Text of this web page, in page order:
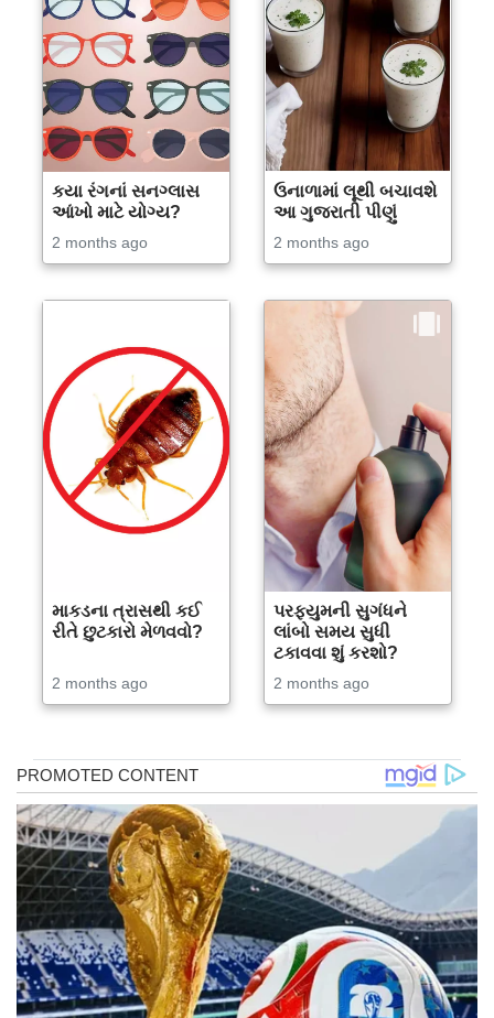
કયા રંગનાં સનગ્લાસ
આંખો માટે યોગ્ય?
2 months ago
ઉનાળામાં લૂથી બચાવશે
આ ગુજરાતી પીણું
2 months ago
માકડના ત્રાસથી કઈ
રીતે છુટકારો મેળવવો?
2 months ago
પરફ્યુમની સુગંધને
લાંબો સમય સુધી
ટકાવવા શું કરશો?
2 months ago